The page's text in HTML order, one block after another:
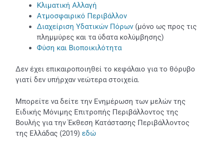
Κλιματική Αλλαγή
Ατμοσφαιρικό Περιβάλλον
Διαχείριση Υδατικών Πόρων (μόνο ως προς τις
πλημμύρες και τα ύδατα κολύμβησης)
Φύση και Βιοποικιλότητα
Δεν έχει επικαιροποιηθεί το κεφάλαιο για το θόρυβο
γιατί δεν υπήρχαν νεώτερα στοιχεία.
Μπορείτε να δείτε την Ενημέρωση των μελών της
Ειδικής Μόνιμης Επιτροπής Περιβάλλοντος της
Βουλής για την Έκθεση Κατάστασης Περιβάλλοντος
της Ελλάδας (2019)εδώ